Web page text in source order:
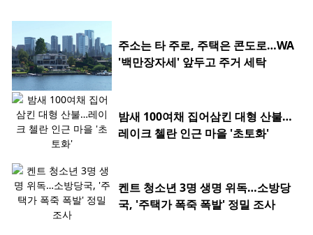
주소는 타 주로, 주택은 콘도로…WA
'백만장자세' 앞두고 주거 세탁
밤새 100여채 집어삼킨 대형 산불…
레이크 첼란 인근 마을 '초토화'
켄트 청소년 3명 생명 위독…소방당
국, '주택가 폭죽 폭발' 정밀 조사